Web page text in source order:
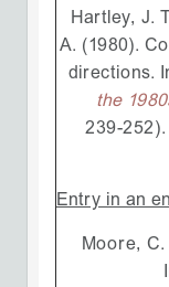
Hartley, J.
A. (1980).
directions.
the
239-
Entry in an
Moore,